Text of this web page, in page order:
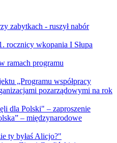
zabytkach - ruszył nabór
rocznicy wkopania I Słupa
ramach programu
„Programu współpracy
pozarządowymi na rok
dla Polski" – zaproszenie
– międzynarodowe
ty byłaś Alicjo?"